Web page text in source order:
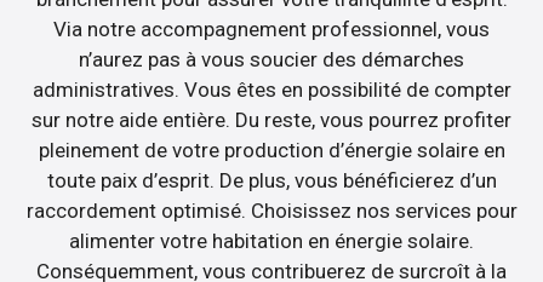
Via notre accompagnement professionnel, vous
n’aurez pas à vous soucier des démarches
administratives. Vous êtes en possibilité de compter
sur notre aide entière. Du reste, vous pourrez profiter
pleinement de votre production d’énergie solaire en
toute paix d’esprit. De plus, vous bénéficierez d’un
raccordement optimisé. Choisissez nos services pour
alimenter votre habitation en énergie solaire.
Conséquemment, vous contribuerez de surcroît à la